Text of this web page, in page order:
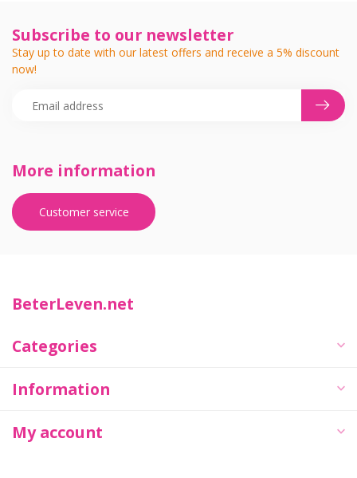
More information
Customer service
Subscribe to our newsletter
Stay up to date with our latest offers and receive a 5% discount
now!
BeterLeven.net
Categories
Information
My account